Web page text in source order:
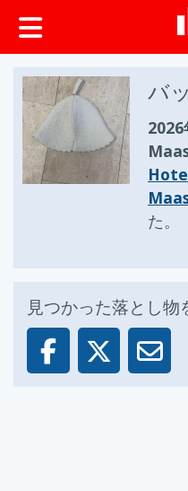
バ
た。
見つかった落とし物